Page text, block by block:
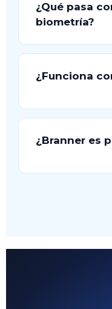
¿Qué pasa
biometría?
¿Funciona
¿Branner es